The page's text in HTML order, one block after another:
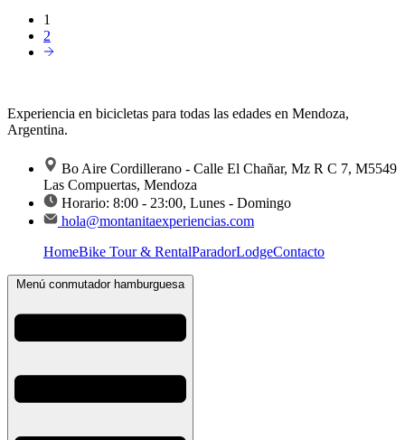
1
2
Experiencia en bicicletas para todas las edades en Mendoza,
Argentina.
Bo Aire Cordillerano - Calle El Chañar, Mz R C 7, M5549
Las Compuertas, Mendoza
Horario: 8:00 - 23:00, Lunes - Domingo
hola@montanitaexperiencias.com
HomeBike Tour & RentalParadorLodgeContacto
Menú conmutador hamburguesa